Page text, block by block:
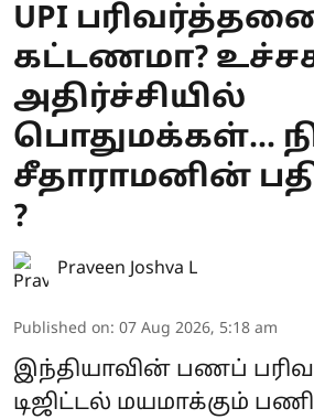
UPI
கட்டணமா?
அதிர்ச்சியில்
பொதுமக்கள்...
சீதாராமனின்
?
Praveen Joshva L
Published on: 07 Aug 2026, 5:18 am
இந்தியாவின் பணப்
டிஜிட்டல் மயமாக்கும்